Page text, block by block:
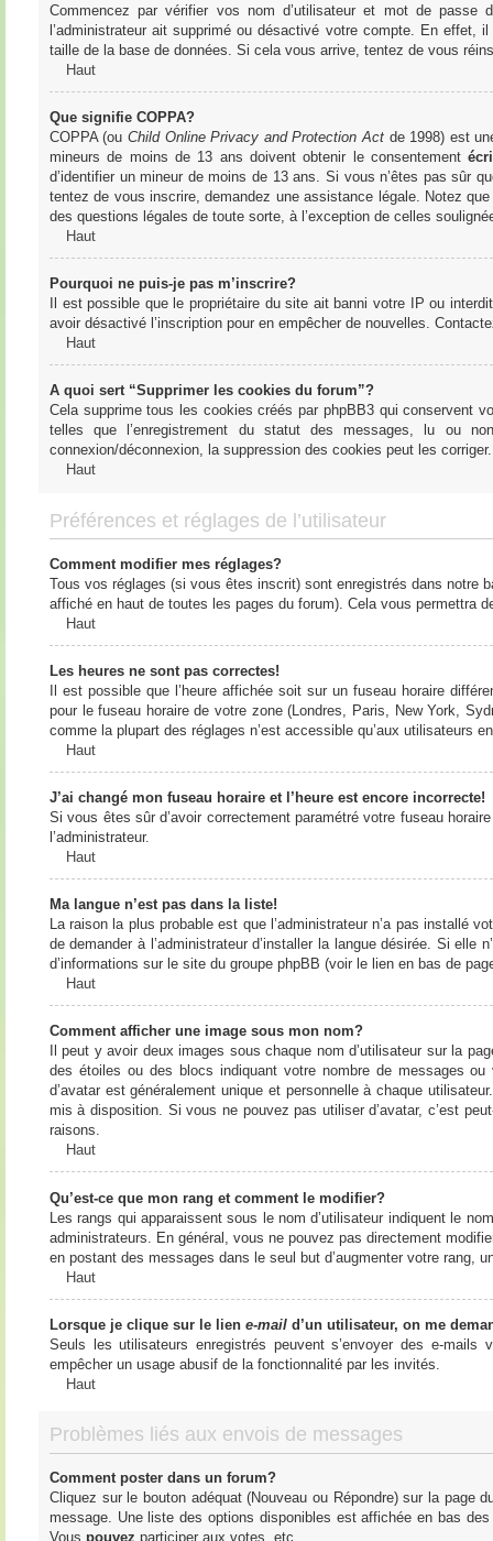
Commencez par vérifier vos nom d’utilisateur et mot de
l’administrateur ait supprimé ou désactivé votre compte. En effet,
taille de la base de données. Si cela vous arrive, tentez de vous
Haut
Que signifie COPPA?
COPPA (ouChild Online Privacy and Protection Act de 1998) est
mineurs de moins de 13 ans doivent obtenir le consentement
d’identifier un mineur de moins de 13 ans. Si vous n’êtes pas sûr
tentez de vous inscrire, demandez une assistance légale. Notez
des questions légales de toute sorte, à l’exception de celles
Haut
Pourquoi ne puis-je pas m’inscrire?
Il est possible que le propriétaire du site ait banni votre IP ou
avoir désactivé l’inscription pour en empêcher de nouvelles.
Haut
A quoi sert “Supprimer les cookies du forum”?
Cela supprime tous les cookies créés par phpBB3 qui conservent
telles que l’enregistrement du statut des messages, lu ou
connexion/déconnexion, la suppression des cookies peut les corriger.
Haut
Préférences et réglages de l’utilisateur
Comment modifier mes réglages?
Tous vos réglages (si vous êtes inscrit) sont enregistrés dans notre
affiché en haut de toutes les pages du forum). Cela vous permettra
Haut
Les heures ne sont pas correctes!
Il est possible que l’heure affichée soit sur un fuseau horaire
pour le fuseau horaire de votre zone (Londres, Paris, New York,
comme la plupart des réglages n’est accessible qu’aux utilisateurs
Haut
J’ai changé mon fuseau horaire et l’heure est encore incorrecte!
Si vous êtes sûr d’avoir correctement paramétré votre fuseau
l’administrateur.
Haut
Ma langue n’est pas dans la liste!
La raison la plus probable est que l’administrateur n’a pas installé
de demander à l’administrateur d’installer la langue désirée. Si
d’informations sur le site du groupe phpBB (voir le lien en bas de
Haut
Comment afficher une image sous mon nom?
Il peut y avoir deux images sous chaque nom d’utilisateur sur la
des étoiles ou des blocs indiquant votre nombre de messages
d’avatar est généralement unique et personnelle à chaque
mis à disposition. Si vous ne pouvez pas utiliser d’avatar, c’est
raisons.
Haut
Qu’est-ce que mon rang et comment le modifier?
Les rangs qui apparaissent sous le nom d’utilisateur indiquent le
administrateurs. En général, vous ne pouvez pas directement
en postant des messages dans le seul but d’augmenter votre rang,
Haut
Lorsque je clique sur le lien e-maild’un utilisateur, on me
Seuls les utilisateurs enregistrés peuvent s’envoyer des e-
empêcher un usage abusif de la fonctionnalité par les invités.
Haut
Problèmes liés aux envois de messages
Comment poster dans un forum?
Cliquez sur le bouton adéquat (Nouveau ou Répondre) sur la page
message. Une liste des options disponibles est affichée en bas
Vous pouvez participer aux votes, etc.